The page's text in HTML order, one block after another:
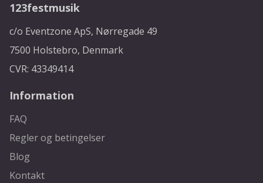
123festmusik
c/o Eventzone ApS, Nørregade 49
7500 Holstebro, Denmark
CVR: 43349414
Information
FAQ
Regler og betingelser
Blog
Kontakt